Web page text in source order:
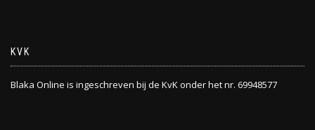
KVK
Blaka Online is ingeschreven bij de KvK onder het nr. 69948577